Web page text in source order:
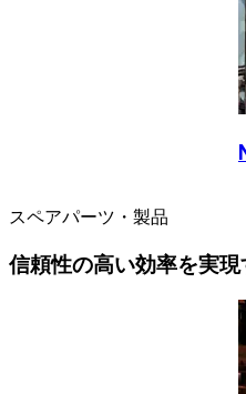
スペアパーツ・製品
信頼性の高い効率を実